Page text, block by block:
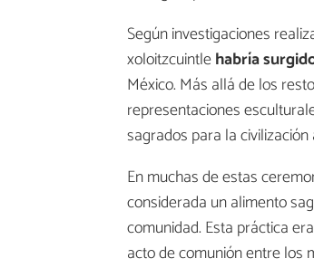
Según investigaciones
xoloitzcuintlehabría
México. Más allá de los
representaciones
sagrados para la civilización
En muchas de estas
considerada un alimento
comunidad. Esta práctica
acto de comunión entre los